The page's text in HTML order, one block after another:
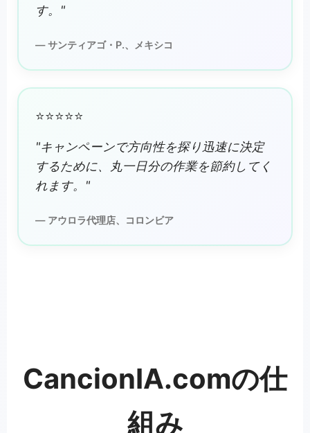
す。"
— サンティアゴ・P.、メキシコ
⭐⭐⭐⭐⭐
"キャンペーンで方向性を探り迅速に決定
するために、丸一日分の作業を節約してく
れます。"
— アウロラ代理店、コロンビア
CancionIA.comの仕
組み